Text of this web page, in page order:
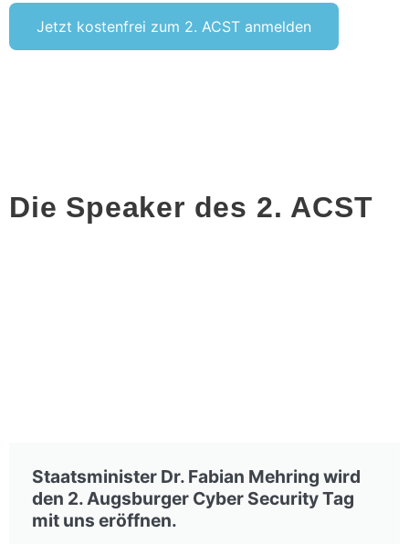
Jetzt kostenfrei zum 2. ACST anmelden
Die Speaker des 2. ACST
Staatsminister Dr. Fabian Mehring wird
den 2. Augsburger Cyber Security Tag
mit uns eröffnen.